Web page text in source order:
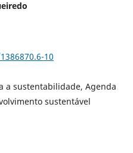
10
a sustentabilidade, Agenda
sustentável